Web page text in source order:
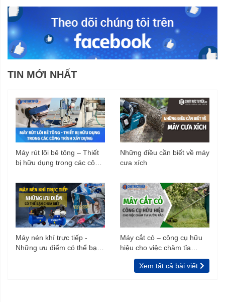
TIN MỚI NHẤT
Máy rút lõi bê tông – Thiết
bị hữu dụng trong các công
Những điều cần biết về máy
cưa xích
Máy nén khí trực tiếp -
Những ưu điểm có thể bạn
Máy cắt cỏ – công cụ hữu
hiệu cho việc chăm tỉa
vườn, rào
Xem tất cả bài viết